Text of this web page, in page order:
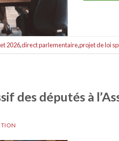
2026,direct parlementaire,projet de loi
des députés à